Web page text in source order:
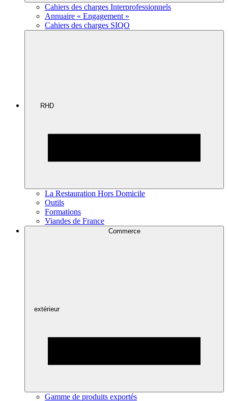
Cahiers des charges Interprofessionnels
Annuaire « Engagement »
Cahiers des charges SIQO
RHD
La Restauration Hors Domicile
Outils
Formations
Viandes de France
Commerce
extérieur
Gamme de produits exportés